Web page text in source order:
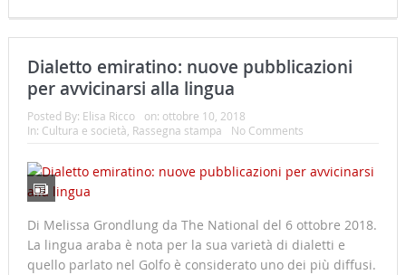
Dialetto emiratino: nuove pubblicazioni
per avvicinarsi alla lingua
Posted By: Elisa Ricco on: ottobre 10, 2018
In: Cultura e società, Rassegna stampa No Comments
Di Melissa Grondlung da The National del 6 ottobre 2018.
La lingua araba è nota per la sua varietà di dialetti e
quello parlato nel Golfo è considerato uno dei più diffusi.